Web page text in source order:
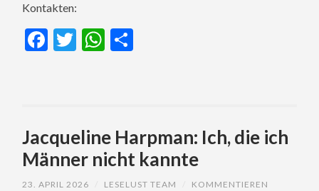
Kontakten:
Facebook
TwitterWhatsApp
Jacqueline Harpman: Ich, die ich
Männer nicht kannte
23. APRIL 2026 LESELUST TEAM KOMMENTIEREN